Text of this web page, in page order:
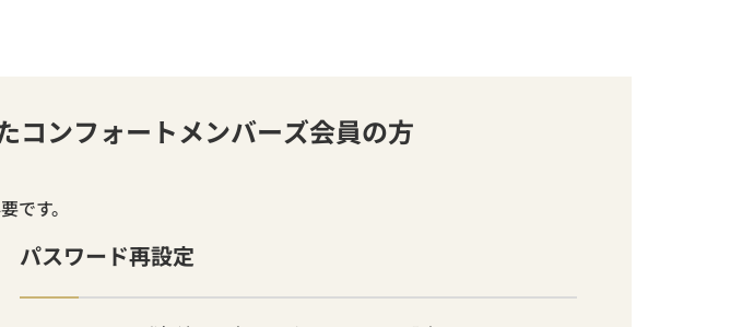
コンフォートメンバーズ会員の方
です。
パスワード再設定